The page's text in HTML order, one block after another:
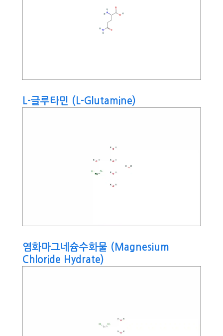
L-글루타민 (L-Glutamine)
염화마그네슘수화물 (Magnesium
Chloride Hydrate)